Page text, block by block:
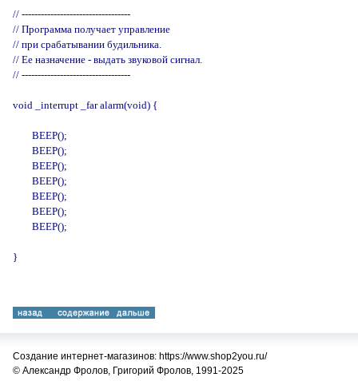
// ----------------------------------
// Программа получает управление
// при срабатывании будильника.
// Ее назначение - выдать звуковой сигнал.
// ----------------------------------
void _interrupt _far alarm(void) {
        BEEP();
        BEEP();
        BEEP();
        BEEP();
        BEEP();
        BEEP();
        BEEP();
}
Создание интернет-магазинов: https://www.shop2you.ru/
© Александр Фролов, Григорий Фролов, 1991-2025